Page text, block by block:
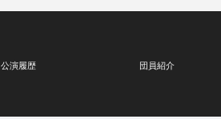
公演履歴 団員紹介